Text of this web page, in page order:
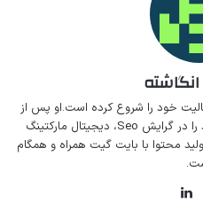
فعالیت خود را شروع کرده است.او پس از
مدتی در این زمینه علاقه¬مندی خود را در گرایش Seo، دیجیتال مارکتینگ
محتوا با بایت گیت همراه و همگام
ایکس